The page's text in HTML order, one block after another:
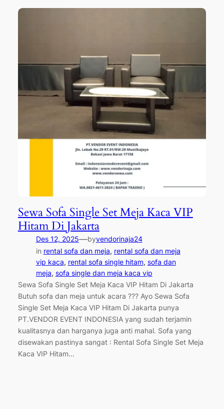
Sewa Sofa Single Set Meja Kaca VIP
Hitam Di Jakarta
Des 12, 2025—byvendorinaja24
in rental sofa dan meja, rental sofa dan meja
vip kaca, rental sofa single hitam, sofa dan
meja, sofa single dan meja kaca vip
Sewa Sofa Single Set Meja Kaca VIP Hitam Di Jakarta
Butuh sofa dan meja untuk acara ??? Ayo Sewa Sofa
Single Set Meja Kaca VIP Hitam Di Jakarta punya
PT.VENDOR EVENT INDONESIA yang sudah terjamin
kualitasnya dan harganya juga anti mahal. Sofa yang
disewakan pastinya sangat : Rental Sofa Single Set Meja
Kaca VIP Hitam…